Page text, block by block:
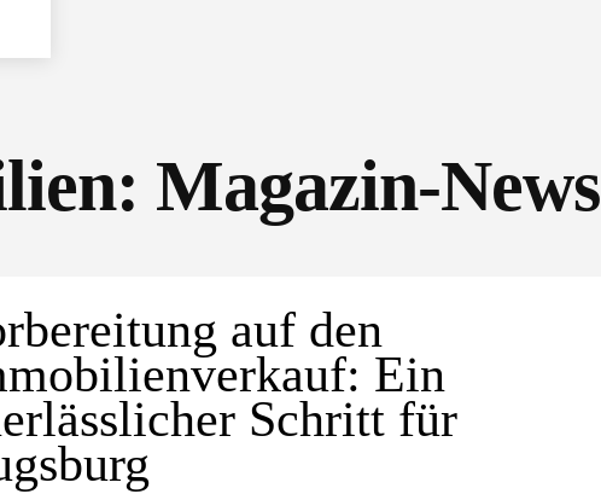
: Magazin-News
auf den
Ein
Schritt für